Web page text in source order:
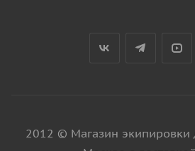
2012 © Магазин экипировки